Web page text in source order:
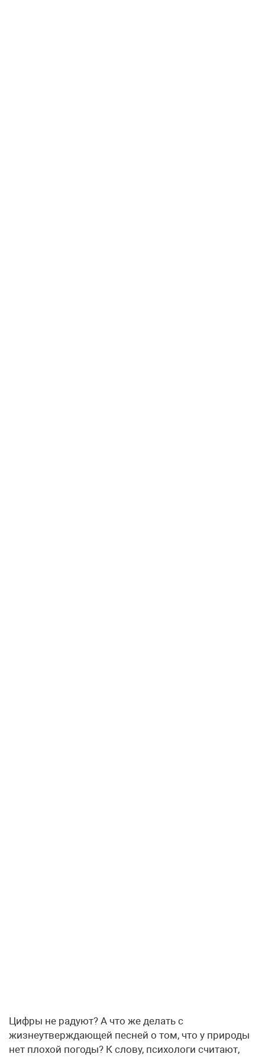
Цифры не радуют? А что же делать с
жизнеутверждающей песней о том, что у природы
нет плохой погоды? К слову, психологи считают,